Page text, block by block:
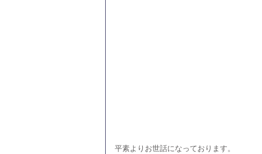
平素よりお世話になっております。